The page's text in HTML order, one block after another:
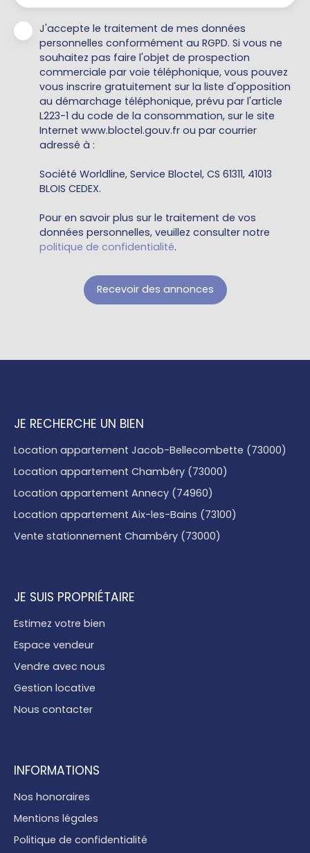
J'accepte le traitement de mes données
personnelles conformément au RGPD. Si vous ne
souhaitez pas faire l'objet de prospection
commerciale par voie téléphonique, vous pouvez
vous inscrire gratuitement sur la liste d'opposition
au démarchage téléphonique, prévu par l'article
L223-1 du code de la consommation, sur le site
Internet www.bloctel.gouv.fr ou par courrier
adressé à :
Société Worldline, Service Bloctel, CS 61311, 41013
BLOIS CEDEX.
Pour en savoir plus sur le traitement de vos
données personnelles, veuillez consulter notre
politique de confidentialité.
Recevoir des annonces
JE RECHERCHE UN BIEN
Location appartement Jacob-Bellecombette (73000)
Location appartement Chambéry (73000)
Location appartement Annecy (74960)
Location appartement Aix-les-Bains (73100)
Vente stationnement Chambéry (73000)
JE SUIS PROPRIÉTAIRE
Estimez votre bien
Espace vendeur
Vendre avec nous
Gestion locative
Nous contacter
INFORMATIONS
Nos honoraires
Mentions légales
Politique de confidentialité